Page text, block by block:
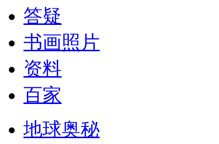
答疑
书画照片
资料
百家
地球奥秘